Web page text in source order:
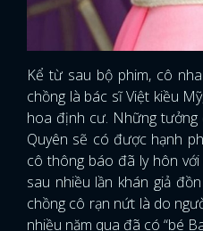
Kể từ sau bộ phim, cô
chồng là bác sĩ Việt kiều
hoa định cư. Những
Quyên sẽ có được hạnh
cô thông báo đã ly hôn
sau nhiều lần khán giả
chồng cô rạn nứt là do
nhiều năm qua đã có “bé